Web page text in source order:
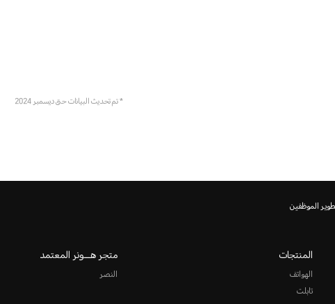
* تم تحديث البيانات حتى ديسمبر 2024
المنتجات
الهواتف
تابلت
متجر هـــونر المعتمد
النصر